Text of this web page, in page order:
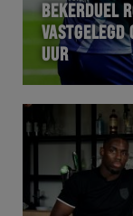
BEKERDUEL
UUR